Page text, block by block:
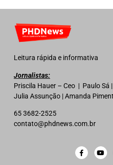
Leitura rápida e informativa
Jornalistas:
Priscila Hauer – Ceo | Paulo Sá
Julia Assunção | Amanda
65 3682-2525
contato@phdnews.com.br